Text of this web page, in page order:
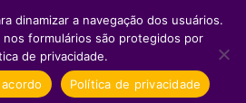
que citada a fonte.
porAppmobi
dinamizar a navegação dos usuários.
formulários são protegidos por
de privacidade.
Política de privacidade